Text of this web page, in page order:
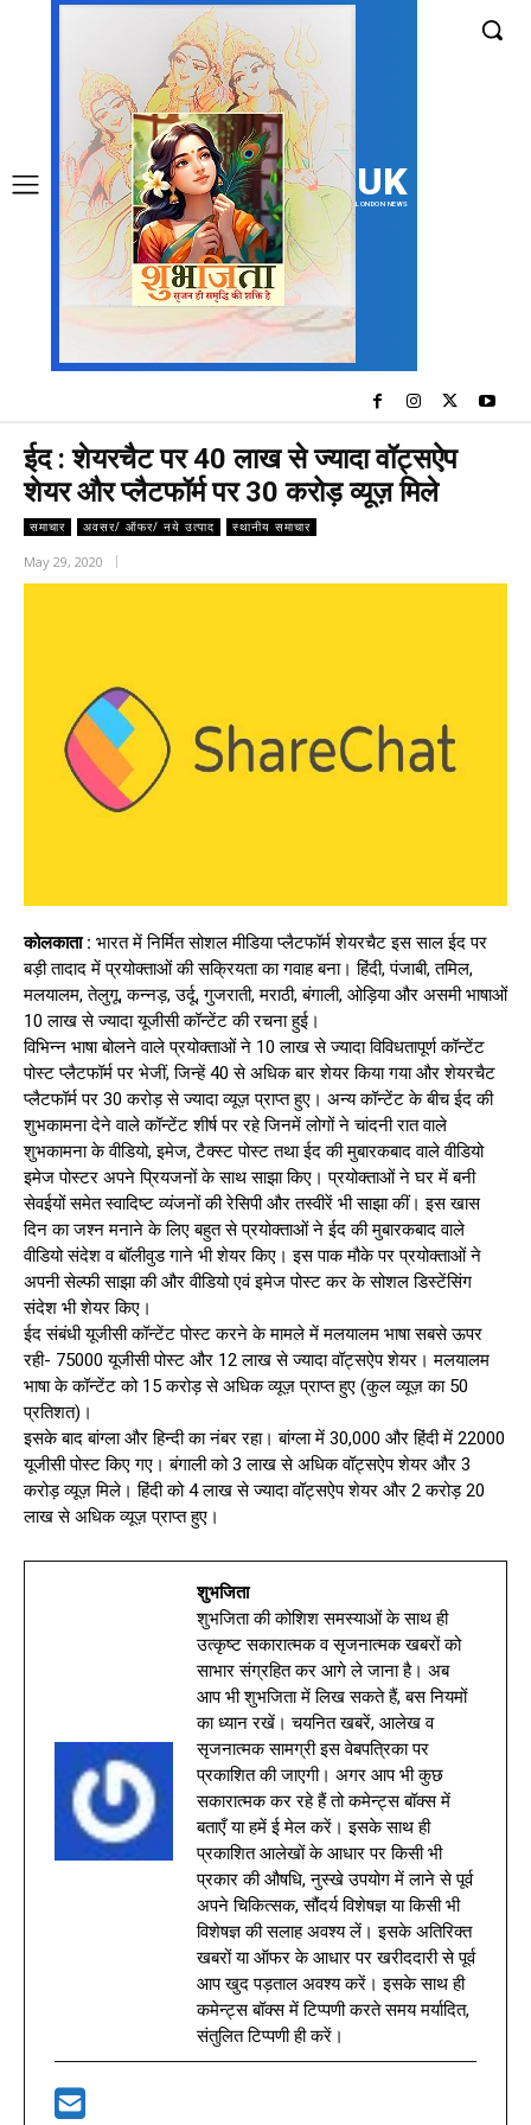
UK
LONDON NEWS
ईद : शेयरचैट पर 40 लाख से ज्यादा वॉट्सऐप
शेयर और प्लैटफॉर्म पर 30 करोड़ व्यूज़ मिले
समाचार अवसर/ ऑफर/ नये उत्पाद स्थानीय समाचार
May 29, 2020
कोलकाता : भारत में निर्मित सोशल मीडिया प्लैटफॉर्म शेयरचैट इस साल ईद पर
बड़ी तादाद में प्रयोक्ताओं की सक्रियता का गवाह बना। हिंदी, पंजाबी, तमिल,
मलयालम, तेलुगू, कन्नड़, उर्दू, गुजराती, मराठी, बंगाली, ओड़िया और असमी भाषाओं
10 लाख से ज्यादा यूजीसी कॉन्टेंट की रचना हुई।
विभिन्न भाषा बोलने वाले प्रयोक्ताओं ने 10 लाख से ज्यादा विविधतापूर्ण कॉन्टेंट
पोस्ट प्लैटफॉर्म पर भेजीं, जिन्हें 40 से अधिक बार शेयर किया गया और शेयरचैट
प्लैटफॉर्म पर 30 करोड़ से ज्यादा व्यूज़ प्राप्त हुए। अन्य कॉन्टेंट के बीच ईद की
शुभकामना देने वाले कॉन्टेंट शीर्ष पर रहे जिनमें लोगों ने चांदनी रात वाले
शुभकामना के वीडियो, इमेज, टैक्स्ट पोस्ट तथा ईद की मुबारकबाद वाले वीडियो
इमेज पोस्टर अपने प्रियजनों के साथ साझा किए। प्रयोक्ताओं ने घर में बनी
सेवईयों समेत स्वादिष्ट व्यंजनों की रेसिपी और तस्वीरें भी साझा कीं। इस खास
दिन का जश्न मनाने के लिए बहुत से प्रयोक्ताओं ने ईद की मुबारकबाद वाले
वीडियो संदेश व बॉलीवुड गाने भी शेयर किए। इस पाक मौके पर प्रयोक्ताओं ने
अपनी सेल्फी साझा की और वीडियो एवं इमेज पोस्ट कर के सोशल डिस्टेंसिंग
संदेश भी शेयर किए।
ईद संबंधी यूजीसी कॉन्टेंट पोस्ट करने के मामले में मलयालम भाषा सबसे ऊपर
रही- 75000 यूजीसी पोस्ट और 12 लाख से ज्यादा वॉट्सऐप शेयर। मलयालम
भाषा के कॉन्टेंट को 15 करोड़ से अधिक व्यूज़ प्राप्त हुए (कुल व्यूज़ का 50
प्रतिशत)।
इसके बाद बांग्ला और हिन्दी का नंबर रहा। बांग्ला में 30,000 और हिंदी में 22000
यूजीसी पोस्ट किए गए। बंगाली को 3 लाख से अधिक वॉट्सऐप शेयर और 3
करोड़ व्यूज़ मिले। हिंदी को 4 लाख से ज्यादा वॉट्सऐप शेयर और 2 करोड़ 20
लाख से अधिक व्यूज़ प्राप्त हुए।
शुभजिता
शुभजिता की कोशिश समस्याओं के साथ ही
उत्कृष्ट सकारात्मक व सृजनात्मक खबरों को
साभार संग्रहित कर आगे ले जाना है। अब
आप भी शुभजिता में लिख सकते हैं, बस नियमों
का ध्यान रखें। चयनित खबरें, आलेख व
सृजनात्मक सामग्री इस वेबपत्रिका पर
प्रकाशित की जाएगी। अगर आप भी कुछ
सकारात्मक कर रहे हैं तो कमेन्ट्स बॉक्स में
बताएँ या हमें ई मेल करें। इसके साथ ही
प्रकाशित आलेखों के आधार पर किसी भी
प्रकार की औषधि, नुस्खे उपयोग में लाने से पूर्व
अपने चिकित्सक, सौंदर्य विशेषज्ञ या किसी भी
विशेषज्ञ की सलाह अवश्य लें। इसके अतिरिक्त
खबरों या ऑफर के आधार पर खरीददारी से पूर्व
आप खुद पड़ताल अवश्य करें। इसके साथ ही
कमेन्ट्स बॉक्स में टिप्पणी करते समय मर्यादित,
संतुलित टिप्पणी ही करें।